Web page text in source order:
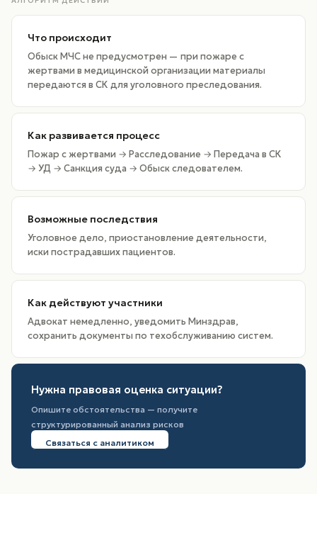
Что происходит
Обыск МЧС не предусмотрен — при пожаре с
жертвами в медицинской организации материалы
передаются в СК для уголовного преследования.
Как развивается процесс
Пожар с жертвами → Расследование → Передача в СК
→ УД → Санкция суда → Обыск следователем.
Возможные последствия
Уголовное дело, приостановление деятельности,
иски пострадавших пациентов.
Как действуют участники
Адвокат немедленно, уведомить Минздрав,
сохранить документы по техобслуживанию систем.
Нужна правовая оценка ситуации?
Опишите обстоятельства — получите
структурированный анализ рисков
Связаться с аналитиком